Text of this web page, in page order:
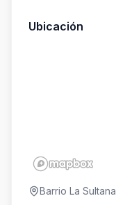
Ubicación
Barrio La Sultana